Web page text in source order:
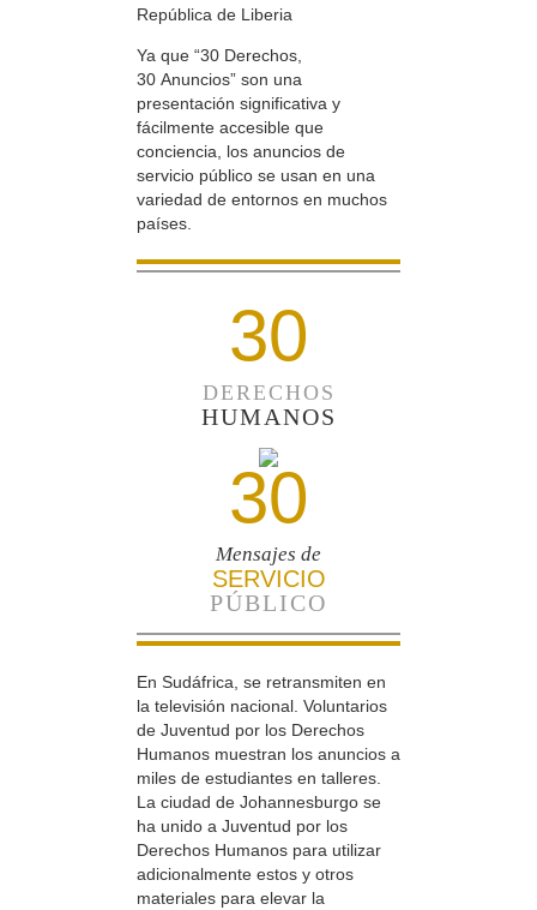
República de Liberia
Ya que “30 Derechos,
30 Anuncios” son una
presentación significativa y
fácilmente accesible que
conciencia, los anuncios de
servicio público se usan en una
variedad de entornos en muchos
países.
30
DERECHOS
HUMANOS
30
Mensajes de
SERVICIO
PÚBLICO
En Sudáfrica, se retransmiten en
la televisión nacional. Voluntarios
de Juventud por los Derechos
Humanos muestran los anuncios a
miles de estudiantes en talleres.
La ciudad de Johannesburgo se
ha unido a Juventud por los
Derechos Humanos para utilizar
adicionalmente estos y otros
materiales para elevar la